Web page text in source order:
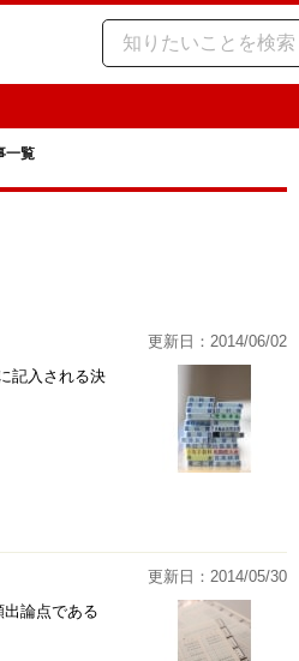
一覧
更新日：2014/06/02
記入される決
更新日：2014/05/30
論点である